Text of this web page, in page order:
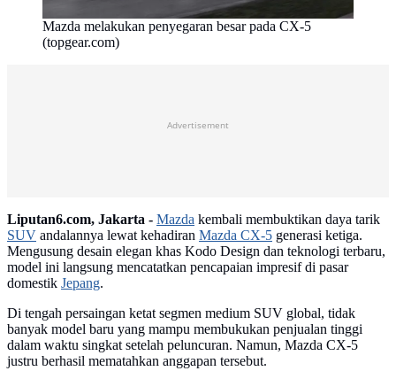
Mazda melakukan penyegaran besar pada CX-5
(topgear.com)
Advertisement
Liputan6.com, Jakarta - Mazda kembali membuktikan daya tarik
SUV andalannya lewat kehadiran Mazda CX-5 generasi ketiga.
Mengusung desain elegan khas Kodo Design dan teknologi terbaru,
model ini langsung mencatatkan pencapaian impresif di pasar
domestik Jepang.
Di tengah persaingan ketat segmen medium SUV global, tidak
banyak model baru yang mampu membukukan penjualan tinggi
dalam waktu singkat setelah peluncuran. Namun, Mazda CX-5
justru berhasil mematahkan anggapan tersebut.